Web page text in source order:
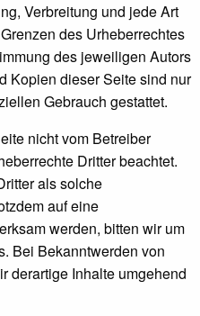
Verbreitung und jede Art
des Urheberrechtes
des jeweiligen Autors
Kopien dieser Seite sind nur
Gebrauch gestattet.
nicht vom Betreiber
Dritter beachtet.
als solche
auf eine
werden, bitten wir um
Bei Bekanntwerden von
derartige Inhalte umgehend